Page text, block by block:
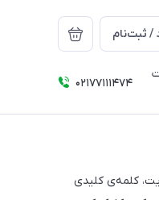
/ ثبت‌نام
02177111474
کلمه‌ی کلیدی